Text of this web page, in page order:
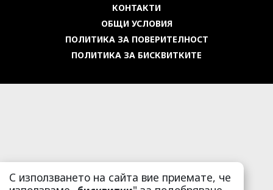
С използването на сайта вие приемате, че
КОНТАКТИ
ОБЩИ УСЛОВИЯ
ПОЛИТИКА ЗА ПОВЕРИТЕЛНОСТ
ПОЛИТИКА ЗА БИСКВИТКИТЕ